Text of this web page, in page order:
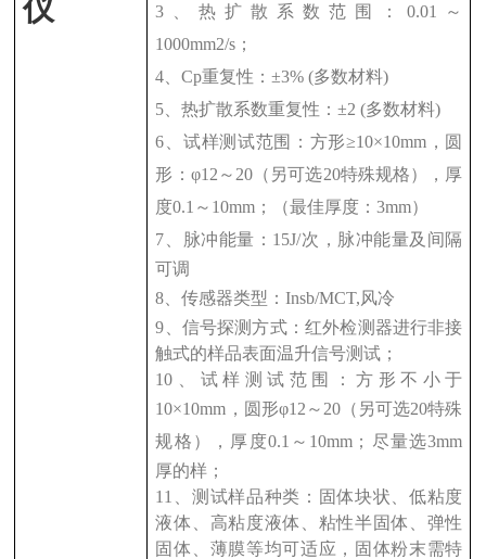
仪
3 、热扩散系数范围： 0.01
～
1000mm2/s ；
4 、Cp重复性：±3% (多数材料)
5 、热扩散系数重复性：±2 (多数材料)
6 、试样测试范围：方形≥10×10mm ，圆
形：φ12 ～ 20（另可选20特殊规格），厚
度0.1 ～ 10mm ；（最佳厚度：3mm）
7 、脉冲能量： 15J/次，脉冲能量及间隔
可调
8 、传感器类型：Insb/MCT, 风冷
9 、信号探测方式：红外检测器进行非接
触式的样品表面温升信号测试；
10 、试样测试范围：方形不小于
10×10mm ，圆形φ12 ～ 20（另可选20特殊
规格），厚度0.1 ～ 10mm ；尽量选3mm
厚的样；
11
、测试样品种类：固体块状、低粘度
液体、高粘度液体、粘性半固体、弹性
固体、薄膜等均可适应，固体粉末需特